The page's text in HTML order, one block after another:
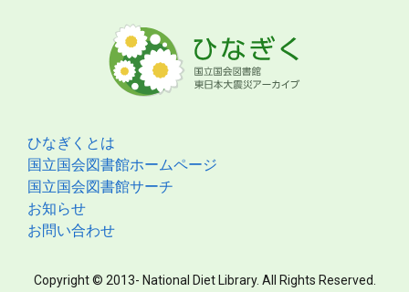
ひなぎくとは
国立国会図書館ホームページ
国立国会図書館サーチ
お知らせ
お問い合わせ
Copyright © 2013- National Diet Library. All Rights Reserved.